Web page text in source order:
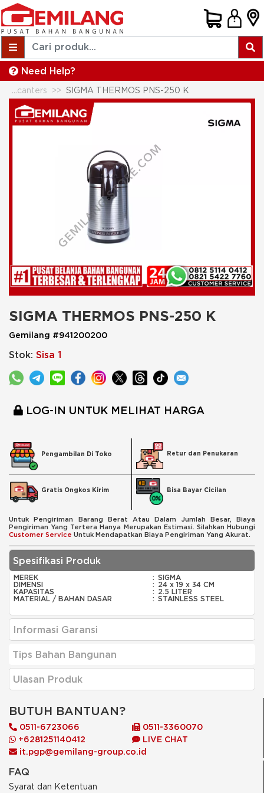
Need Help?
SIGMA THERMOS PNS-250 K
SIGMA THERMOS PNS-250 K
Gemilang #941200200
Stok: Sisa 1
LOG-IN UNTUK MELIHAT HARGA
Pengambilan Di Toko Retur dan Penukaran
Gratis Ongkos Kirim Bisa Bayar Cicilan
Untuk Pengiriman Barang Berat Atau Dalam Jumlah Besar, Biaya
Pengiriman Yang Tertera Hanya Merupakan Estimasi. Silahkan Hubungi
Customer Service Untuk Mendapatkan Biaya Pengiriman Yang Akurat.
Spesifikasi Produk
MEREK : SIGMA
DIMENSI
: 24 x 19 x 34 CM
KAPASITAS
: 2.5 LITER
MATERIAL / BAHAN DASAR
: STAINLESS STEEL
Informasi Garansi
Tips Bahan Bangunan
Ulasan Produk
BUTUH BANTUAN?
0511-6723066
0511-3360070
+6281251140412
LIVE CHAT
it.pgp@gemilang-group.co.id
FAQ
Syarat dan Ketentuan